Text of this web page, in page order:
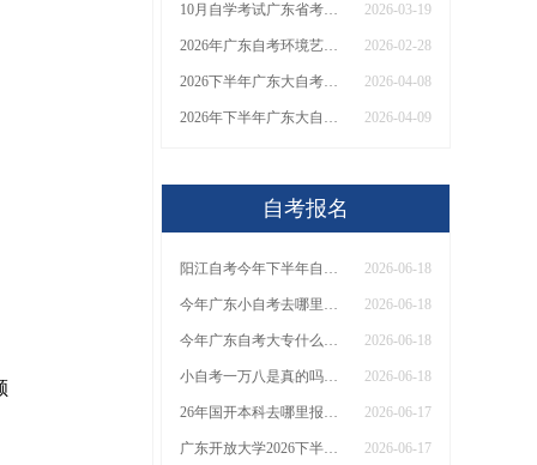
10月自学考试广东省考试时间2026年 2026-03-19
2026年广东自考环境艺术设计专科报名材料|报考提示 2026-02-28
2026下半年广东大自考报名时间安排在几月份？什么人适合考？ 2026-04-08
2026年下半年广东大自考报名时间确定！附报考条件与适合人群分析 2026-04-09
自考报名
阳江自考今年下半年自考报名时间在几月几号 2026-06-18
今年广东小自考去哪里报名 自己能报名吗 2026-06-18
今年广东自考大专什么时候考试 2026-06-18
小自考一万八是真的吗？附今年广东院校收费标准详表 2026-06-18
26年国开本科去哪里报名（附报名指南） 2026-06-17
广东开放大学2026下半年报名时间及证书领取相关问题解答 2026-06-17